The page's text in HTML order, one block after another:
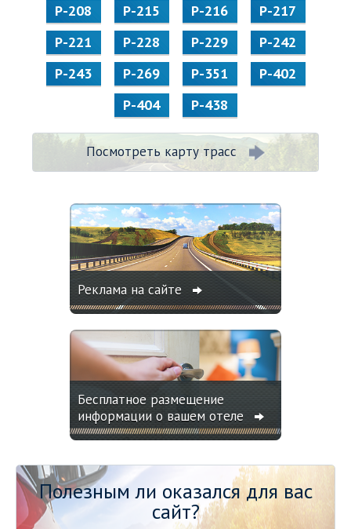
Р-208
Р-215 Р-216
Р-217
Р-221
Р-228 Р-229
Р-242
Р-243
Р-269 Р-351
Р-402
Р-404
Р-438
Посмотреть карту трасс
Реклама на сайте
Бесплатное размещение
информации о вашем отеле
Полезным ли оказался для вас
сайт?